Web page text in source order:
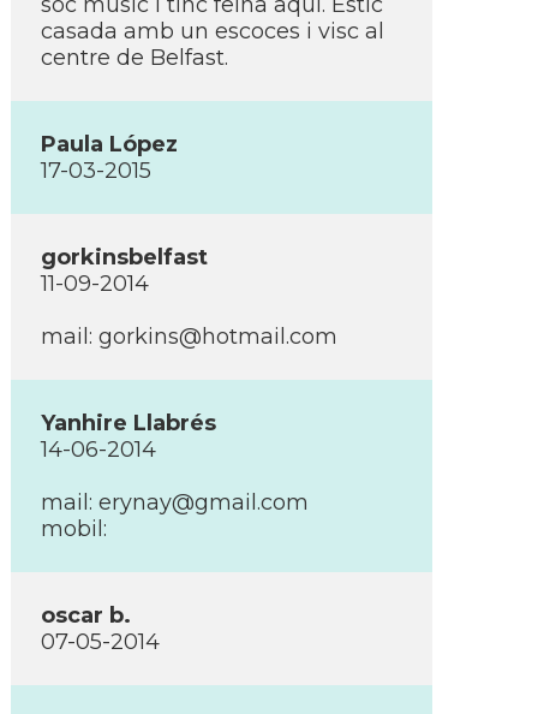
casada amb un escoces i visc al
centre de Belfast.
Paula López
17-03-2015
gorkinsbelfast
11-09-2014
mail: gorkins@hotmail.com
Yanhire Llabrés
14-06-2014
mail: erynay@gmail.com
mobil:
oscar b.
07-05-2014